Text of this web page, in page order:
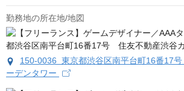
勤務地の所在地/地図
150-0036 東京都渋谷区南平台町16番17
ーデンタワー